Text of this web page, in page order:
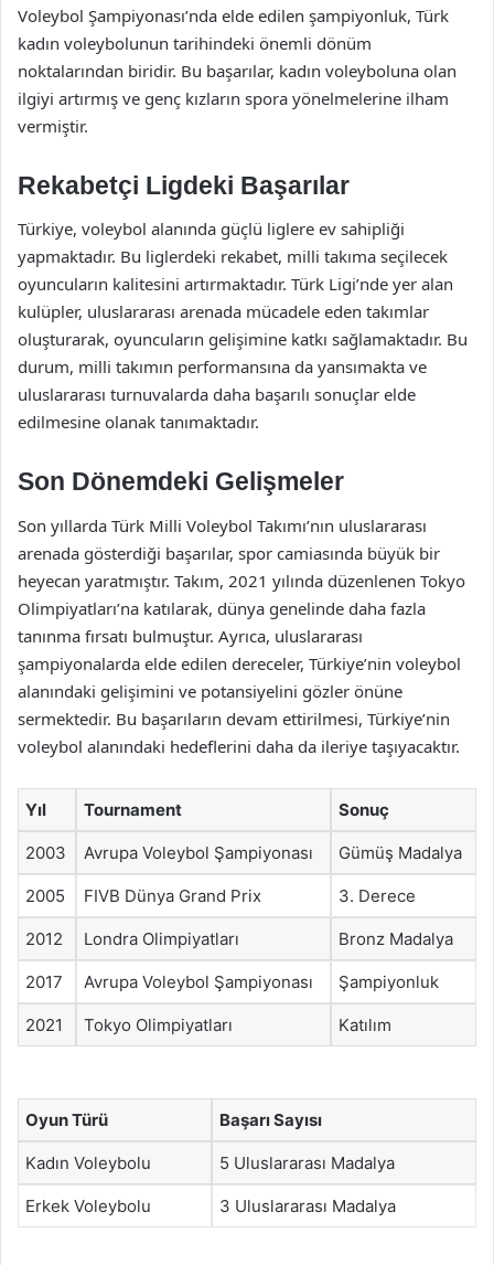
Voleybol Şampiyonası’nda elde edilen şampiyonluk, Türk
kadın voleybolunun tarihindeki önemli dönüm
noktalarından biridir. Bu başarılar, kadın voleyboluna olan
ilgiyi artırmış ve genç kızların spora yönelmelerine ilham
vermiştir.
Rekabetçi Ligdeki Başarılar
Türkiye, voleybol alanında güçlü liglere ev sahipliği
yapmaktadır. Bu liglerdeki rekabet, milli takıma seçilecek
oyuncuların kalitesini artırmaktadır. Türk Ligi’nde yer alan
kulüpler, uluslararası arenada mücadele eden takımlar
oluşturarak, oyuncuların gelişimine katkı sağlamaktadır. Bu
durum, milli takımın performansına da yansımakta ve
uluslararası turnuvalarda daha başarılı sonuçlar elde
edilmesine olanak tanımaktadır.
Son Dönemdeki Gelişmeler
Son yıllarda Türk Milli Voleybol Takımı’nın uluslararası
arenada gösterdiği başarılar, spor camiasında büyük bir
heyecan yaratmıştır. Takım, 2021 yılında düzenlenen Tokyo
Olimpiyatları’na katılarak, dünya genelinde daha fazla
tanınma fırsatı bulmuştur. Ayrıca, uluslararası
şampiyonalarda elde edilen dereceler, Türkiye’nin voleybol
alanındaki gelişimini ve potansiyelini gözler önüne
sermektedir. Bu başarıların devam ettirilmesi, Türkiye’nin
voleybol alanındaki hedeflerini daha da ileriye taşıyacaktır.
Yıl Tournament Sonuç
2003 Avrupa Voleybol Şampiyonası Gümüş Madalya
2005 FIVB Dünya Grand Prix 3. Derece
2012 Londra Olimpiyatları Bronz Madalya
2017 Avrupa Voleybol Şampiyonası Şampiyonluk
2021 Tokyo Olimpiyatları Katılım
Oyun Türü Başarı Sayısı
Kadın Voleybolu 5 Uluslararası Madalya
Erkek Voleybolu 3 Uluslararası Madalya